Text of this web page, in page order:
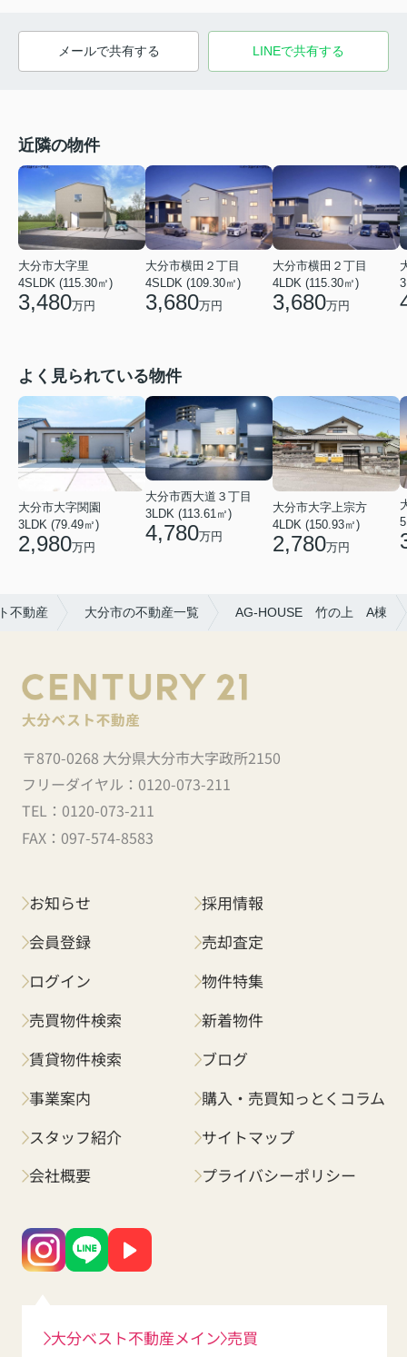
メールで共有する LINEで共有する
近隣の物件
大分市大字里
4SLDK (115.30㎡)
3,480万円
大分市横田２丁目
4SLDK (109.30㎡)
3,680万円
大分市横田２丁目
4LDK (115.30㎡)
3,680万円
よく見られている物件
大分市大字関園
3LDK (79.49㎡)
2,980万円
大分市西大道３丁目
3LDK (113.61㎡)
4,780万円
大分市大字上宗方
4LDK (150.93㎡)
2,780万円
不動産 大分市の不動産一覧 AG-HOUSE 竹の上 A棟
〒870-0268 大分県大分市大字政所2150
フリーダイヤル： 0120-073-211
TEL： 0120-073-211
FAX： 097-574-8583
お知らせ
会員登録
ログイン
売買物件検索
賃貸物件検索
事業案内
スタッフ紹介
会社概要
採用情報
売却査定
物件特集
新着物件
ブログ
購入・売買知っとくコラム
サイトマップ
プライバシーポリシー
大分ベスト不動産メイン 売買